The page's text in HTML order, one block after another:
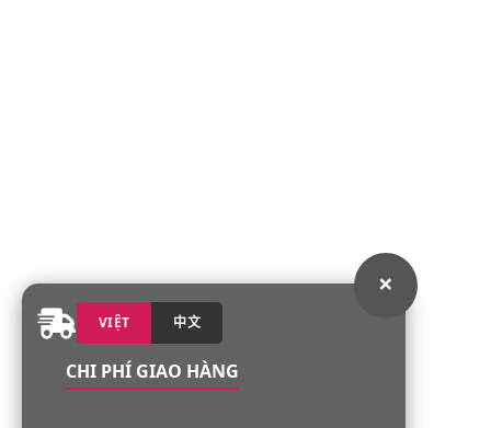
×
VIỆT 中文
CHI PHÍ GIAO HÀNG